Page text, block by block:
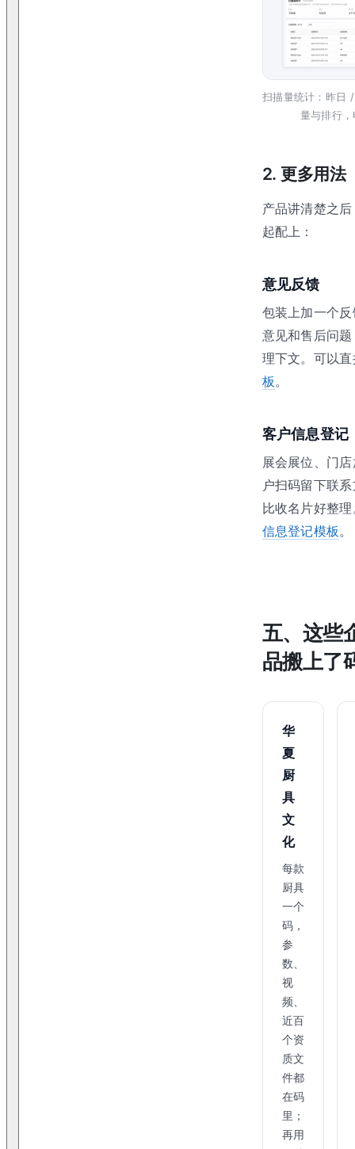
扫描量统计：昨日
量与排行
2. 更多用法
产品讲清楚之
起配上：
意见反馈
包装上加一个
意见和售后问
理下文。可以
板。
客户信息登记
展会展位、门
户扫码留下联
比收名片好整
信息登记模板。
五、这些
品搬上了
华
夏
厨
具
文
化
每款
厨具
一个
码，
参
数、
视
频、
近百
个资
质文
件都
在码
里；
再用